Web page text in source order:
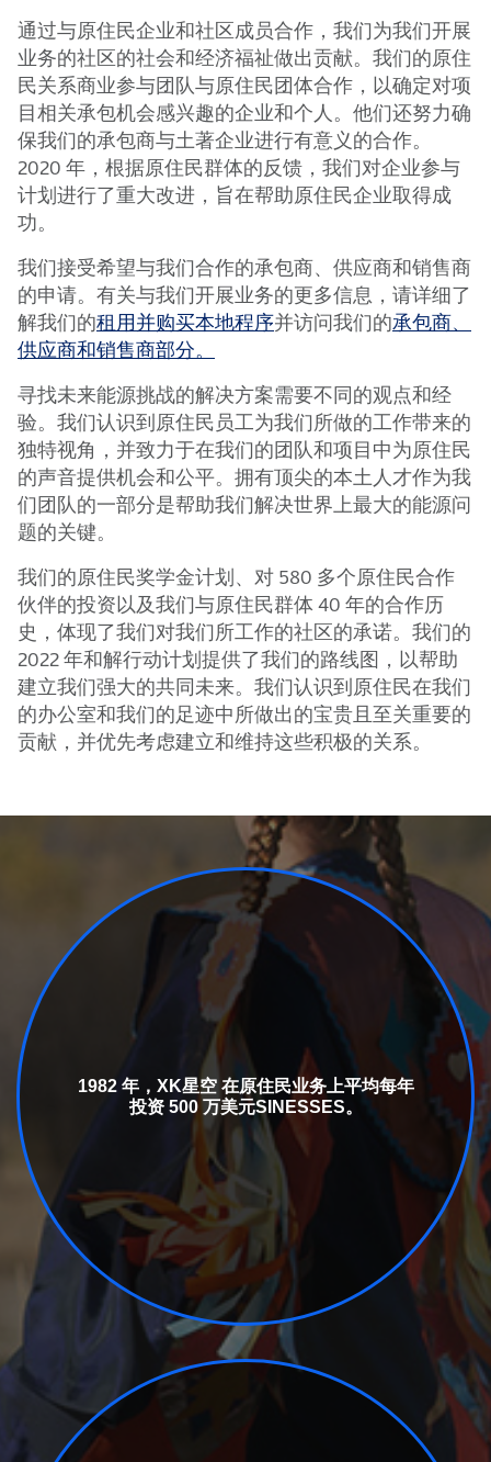
通过与原住民企业和社区成员合作，我们为我们开展
业务的社区的社会和经济福祉做出贡献。我们的原住
民关系商业参与团队与原住民团体合作，以确定对项
目相关承包机会感兴趣的企业和个人。他们还努力确
保我们的承包商与土著企业进行有意义的合作。
2020 年，根据原住民群体的反馈，我们对企业参与
计划进行了重大改进，旨在帮助原住民企业取得成
功。
我们接受希望与我们合作的承包商、供应商和销售商
的申请。有关与我们开展业务的更多信息，请详细了
解我们的租用并购买本地程序并访问我们的承包商、
供应商和销售商部分。
寻找未来能源挑战的解决方案需要不同的观点和经
验。我们认识到原住民员工为我们所做的工作带来的
独特视角，并致力于在我们的团队和项目中为原住民
的声音提供机会和公平。拥有顶尖的本土人才作为我
们团队的一部分是帮助我们解决世界上最大的能源问
题的关键。
我们的原住民奖学金计划、对 580 多个原住民合作
伙伴的投资以及我们与原住民群体 40 年的合作历
史，体现了我们对我们所工作的社区的承诺。我们的
2022 年和解行动计划提供了我们的路线图，以帮助
建立我们强大的共同未来。我们认识到原住民在我们
的办公室和我们的足迹中所做出的宝贵且至关重要的
贡献，并优先考虑建立和维持这些积极的关系。
1982 年，XK星空 在原住民业务上平均每年
投资 500 万美元SINESSES。